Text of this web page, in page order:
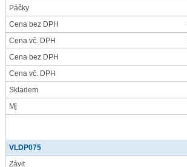
Páčky
Cena bez DPH
Cena vč. DPH
Cena bez DPH
Cena vč. DPH
Skladem
Mj
VLDP075
Závit